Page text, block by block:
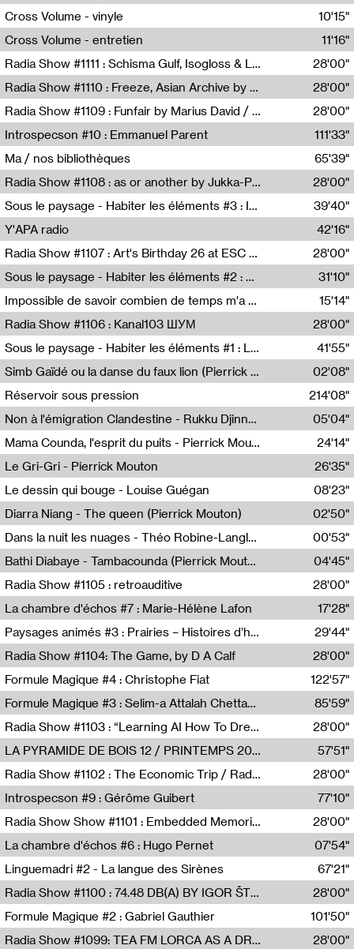
Esther Meunier Corfdyr
Cross Volume - vinyle
10'15"
Cross Volume - entretien
11'16"
Radia Show #1111 : Schisma Gulf, Isogloss & Lament For The Old Clock By Harvey Young / Resonance
Resonance
28'00"
Radia Show #1110 : Freeze, Asian Archive by Avita Maheen / Radio Worm
Radio WORM
28'00"
Radia Show #1109 : Funfair by Marius David / JET FM
Jet FM
28'00"
Introspecson #10 : Emmanuel Parent
Pierre Henry,Emmanuel Parent
111'33"
Ma / nos bibliothèques
Sarah Tritz,Elene Lapiashivili,Justin Marconnet,Mateo Cuche,Esther Lechevalier,Suzie Lecroart,Romance Castelet
65'39"
Radia Show #1108 : as or another by Jukka-Pekka Kervinen / Rádio Zero
Radio Zero
28'00"
Sous le paysage - Habiter les éléments #3 : Interprétations, rituels et symboliques des éléments
Nastassja Martin
39'40"
Y'APA radio
Pierrick Mouton
42'16"
Radia Show #1107 : Art's Birthday 26 at ESC - Medien Kunst Labor
Radio Helsinki
28'00"
Sous le paysage - Habiter les éléments #2 : Vers le tournant élémentaire
Nastassja Martin
31'10"
Impossible de savoir combien de temps m'a échappé
Mélanie Blaison,Mateo Cuin
15'14"
Radia Show #1106 : Kanal103 ШУМ
Kanal103
28'00"
Sous le paysage - Habiter les éléments #1 : Les éléments et les débordements du vivant
Nastassja Martin
41'55"
Simb Gaïdé ou la danse du faux lion (Pierrick Mouton)
Pierrick Mouton,Simb Gaïdé
02'08"
Réservoir sous pression
214'08"
Non à l'émigration Clandestine - Rukku Djinne Squad (Eden Tinto Collins)
Eden Tinto Collins,Rukku Djinne
05'04"
Mama Counda, l'esprit du puits - Pierrick Mouton
Pierrick Mouton
24'14"
Le Gri-Gri - Pierrick Mouton
Pierrick Mouton
26'35"
Le dessin qui bouge - Louise Guégan
Louise Guégan
08'23"
Diarra Niang - The queen (Pierrick Mouton)
Pierrick Mouton,Diarra Niang
02'50"
Dans la nuit les nuages - Théo Robine-Langlois
Théo Robine-Langlois,LD Beat
00'53"
Bathi Diabaye - Tambacounda (Pierrick Mouton)
Pierrick Mouton,Bathi Diabaye
04'45"
Radia Show #1105 : retroauditive
Soundart Radio
28'00"
La chambre d'échos #7 : Marie-Hélène Lafon
Revue Les Chambres,Marie-Hélène Lafon
17'28"
Paysages animés #3 : Prairies – Histoires d’herbes et d’humains
Anne Simon
29'44"
Radia Show #1104: The Game, by D A Calf
Radio One NZ
28'00"
Formule Magique #4 : Christophe Fiat
Nathalie Lacroix
122'57"
Formule Magique #3 : Selim-a Attalah Chettaoui
Nathalie Lacroix,Selim-a Attalah Chettaoui
85'59"
Radia Show #1103 : “Learning AI How To Dream” by Sebastian Dingens (Radio Campus Bruxelles)
Radio Campus Bruxelles
28'00"
LA PYRAMIDE DE BOIS 12 / PRINTEMPS 2026
Sammy Stein
57'51"
Radia Show #1102 : The Economic Trip / Radio Grenouille
Radio Grenouille
28'00"
Introspecson #9 : Gérôme Guibert
Pierre Henry,Gérôme Guibert
77'10"
Radia Show Show #1101 : Embedded Memories by Jimmy Peggie / radioart106
Jimmy Peggie,radioart106
28'00"
La chambre d'échos #6 : Hugo Pernet
Revue Les Chambres,Hugo Pernet
07'54"
Linguemadri #2 - La langue des Sirènes
Meris Angioletti
67'21"
Radia Show #1100 : 74.48 DB(A) BY IGOR ŠTROMAJER FOR RADIO X
radio x
28'00"
Formule Magique #2 : Gabriel Gauthier
Nathalie Lacroix,Gabriel Gauthier
101'50"
Radia Show #1099: TEA FM LORCA AS A DREAM
28'00"